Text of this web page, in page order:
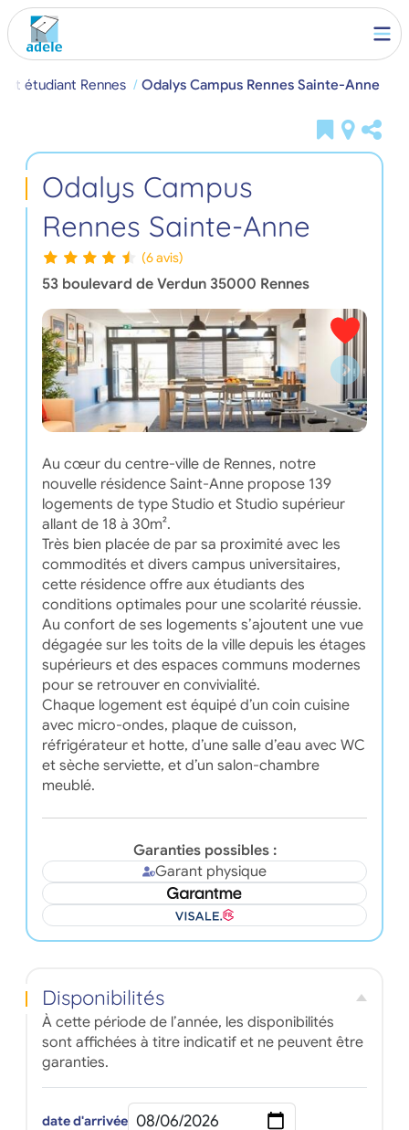
étudiant Rennes Odalys Campus Rennes Sainte-Anne
Odalys Campus
Rennes Sainte-Anne
(6 avis)
53 boulevard de Verdun 35000 Rennes
Au cœur du centre-ville de Rennes, notre
nouvelle résidence Saint-Anne propose 139
logements de type Studio et Studio supérieur
allant de 18 à 30m².
Très bien placée de par sa proximité avec les
commodités et divers campus universitaires,
cette résidence offre aux étudiants des
conditions optimales pour une scolarité réussie.
Au confort de ses logements s’ajoutent une vue
dégagée sur les toits de la ville depuis les étages
supérieurs et des espaces communs modernes
pour se retrouver en convivialité.
Chaque logement est équipé d’un coin cuisine
avec micro-ondes, plaque de cuisson,
réfrigérateur et hotte, d’une salle d’eau avec WC
et sèche serviette, et d’un salon-chambre
meublé.
Garanties possibles :
Garant physique
Disponibilités
À cette période de l’année, les disponibilités
sont affichées à titre indicatif et ne peuvent être
garanties.
date d'arrivée